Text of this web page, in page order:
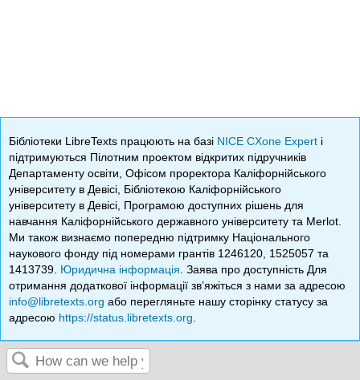
Бібліотеки LibreTexts працюють на базі NICE CXone Expert і
підтримуються Пілотним проектом відкритих підручників
Департаменту освіти, Офісом проректора Каліфорнійського
університету в Девісі, Бібліотекою Каліфорнійського
університету в Девісі, Програмою доступних рішень для
навчання Каліфорнійського державного університету та Merlot.
Ми також визнаємо попередню підтримку Національного
наукового фонду під номерами грантів 1246120, 1525057 та
1413739. Юридична інформація . Заява про доступність Для
отримання додаткової інформації зв’яжіться з нами за адресою
info@libretexts.org або перегляньте нашу сторінку статусу за
адресою https://status.libretexts.org